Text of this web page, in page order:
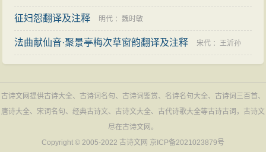
征妇怨翻译及注释 明代 ：魏时敏
法曲献仙音·聚景亭梅次草窗韵翻译及注释 宋代 ：王沂孙
古诗文网提供古诗大全、古诗词名句、古诗词鉴赏、名诗名句大全、古诗词三百首、
唐诗大全、宋词名句、经典古诗文、古诗文大全、古代诗歌大全等古诗古词，古诗文
尽在古诗文网。
Copyright © 2005-2022 古诗文网 京ICP备2021023879号